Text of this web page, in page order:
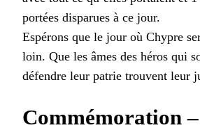
portées disparues à ce jour.
Espérons que le jour où Chypre
loin. Que les âmes des héros qui
défendre leur patrie trouvent leur
Commémoration